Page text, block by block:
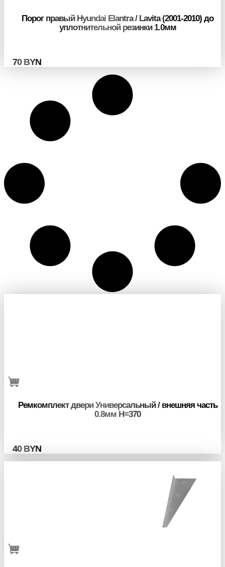
Порог правый Hyundai Elantra / Lavita (2001-2010) до
уплотнительной резинки 1.0мм
70 BYN
Ремкомплект двери Универсальный / внешняя часть
0.8мм H=370
40 BYN